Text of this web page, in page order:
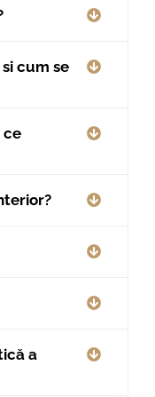
cum se
ce
a